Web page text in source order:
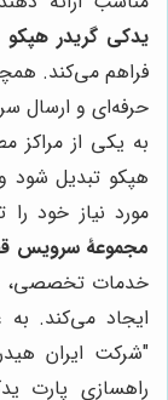
یدکی گریدر هپکو
فراهم می‌کند.
حرفه‌ای و ارسال
به یکی از مراکز
هپکو تبدیل شود
مورد نیاز خود را
مجموعۀ سرویس
خدمات تخصصی،
ایجاد می‌کند. به
"شرکت ایران
راهسازی پارت